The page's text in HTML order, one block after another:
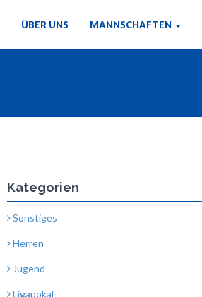
ÜBER UNS MANNSCHAFTEN
Kategorien
Sonstiges
Herren
Jugend
Ligapokal